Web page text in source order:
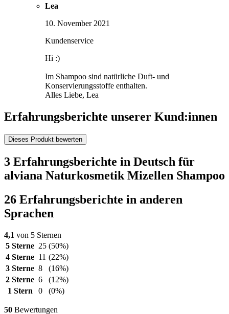
Lea
10. November 2021
Kundenservice
Hi :)
Im Shampoo sind natürliche Duft- und
Konservierungsstoffe enthalten.
Alles Liebe, Lea
Erfahrungsberichte unserer Kund:innen
Dieses Produkt bewerten
3 Erfahrungsberichte in Deutsch für
alviana Naturkosmetik Mizellen Shampoo
26 Erfahrungsberichte in anderen
Sprachen
4,1 von 5 Sternen
5 Sterne 25 (50%)
4 Sterne 11 (22%)
3 Sterne 8
(16%)
2 Sterne 6
(12%)
1 Stern
0 (0%)
50 Bewertungen